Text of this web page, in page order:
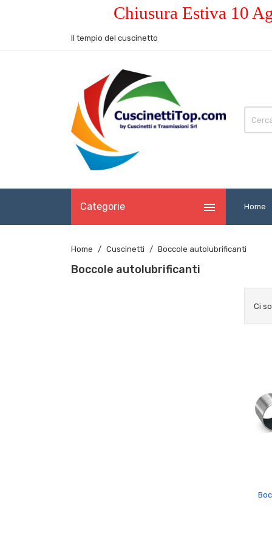
Chiusura Estiva 10
Il tempio del cuscinetto
Categorie  Home
Home Cuscinetti Boccole autolubrificanti
Boccole autolubrificanti
Ci